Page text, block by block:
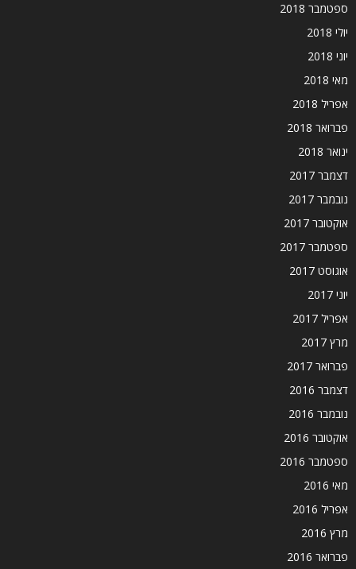
ספטמבר 2018
יולי 2018
יוני 2018
מאי 2018
אפריל 2018
פברואר 2018
ינואר 2018
דצמבר 2017
נובמבר 2017
אוקטובר 2017
ספטמבר 2017
אוגוסט 2017
יוני 2017
אפריל 2017
מרץ 2017
פברואר 2017
דצמבר 2016
נובמבר 2016
אוקטובר 2016
ספטמבר 2016
מאי 2016
אפריל 2016
מרץ 2016
פברואר 2016